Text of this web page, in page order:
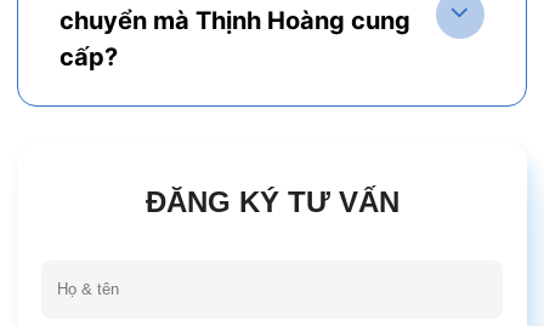
chuyển mà Thịnh Hoàng cung
cấp?
ĐĂNG KÝ TƯ VẤN